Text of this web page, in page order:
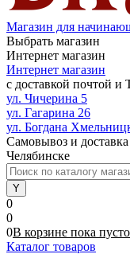
Магазин для
Выбрать магазин
Интернет магазин
Интернет магазин
с доставкой почтой и
ул. Чичерина 5
ул. Гагарина 26
ул. Богдана
Самовывоз и
Челябинске
0
0
0В корзине пока пусто
Каталог товаров